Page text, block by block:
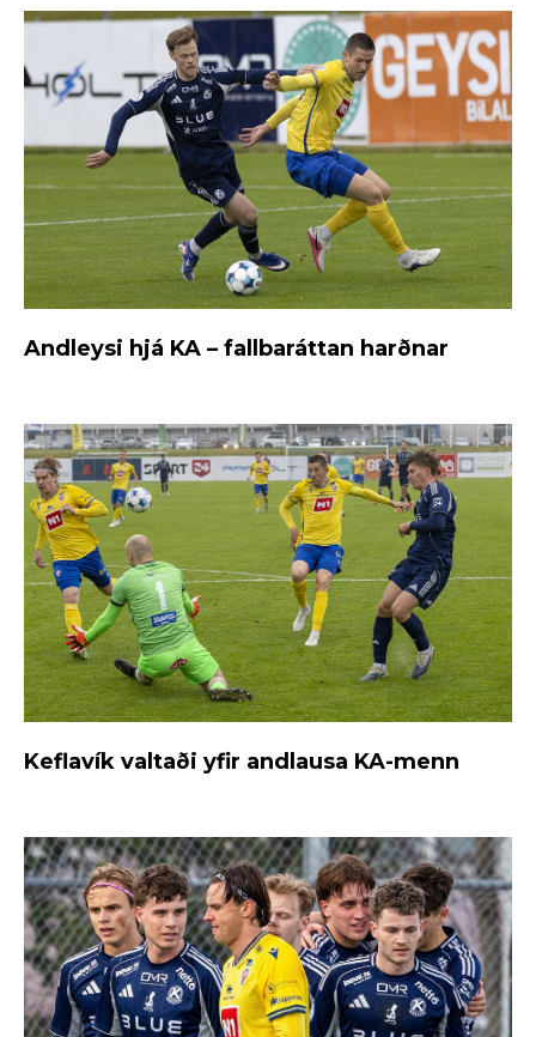
Andleysi hjá KA – fallbaráttan harðnar
Keflavík valtaði yfir andlausa KA-menn